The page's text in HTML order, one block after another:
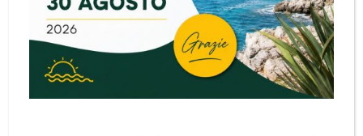
grande esperienza nel settore delle pensiline in
policarbonato, pergole e terrazze verandate.
Baldeschi, grazie ad una maturata esperienza e